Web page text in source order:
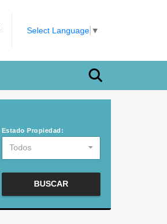
Select Language ▼
Estado Propiedad:
Todos
BUSCAR